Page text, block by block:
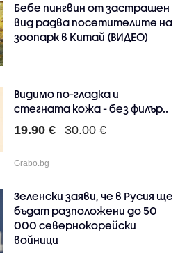
Бебе пингвин от застрашен
вид радва посетителите на
зоопарк в Китай (ВИДЕО)
Видимо по-гладка и
стегната кожа - без филър..
19.90 € 30.00 €
Grabo.bg
Зеленски заяви, че в Русия ще
бъдат разположени до 50
000 севернокорейски
войници